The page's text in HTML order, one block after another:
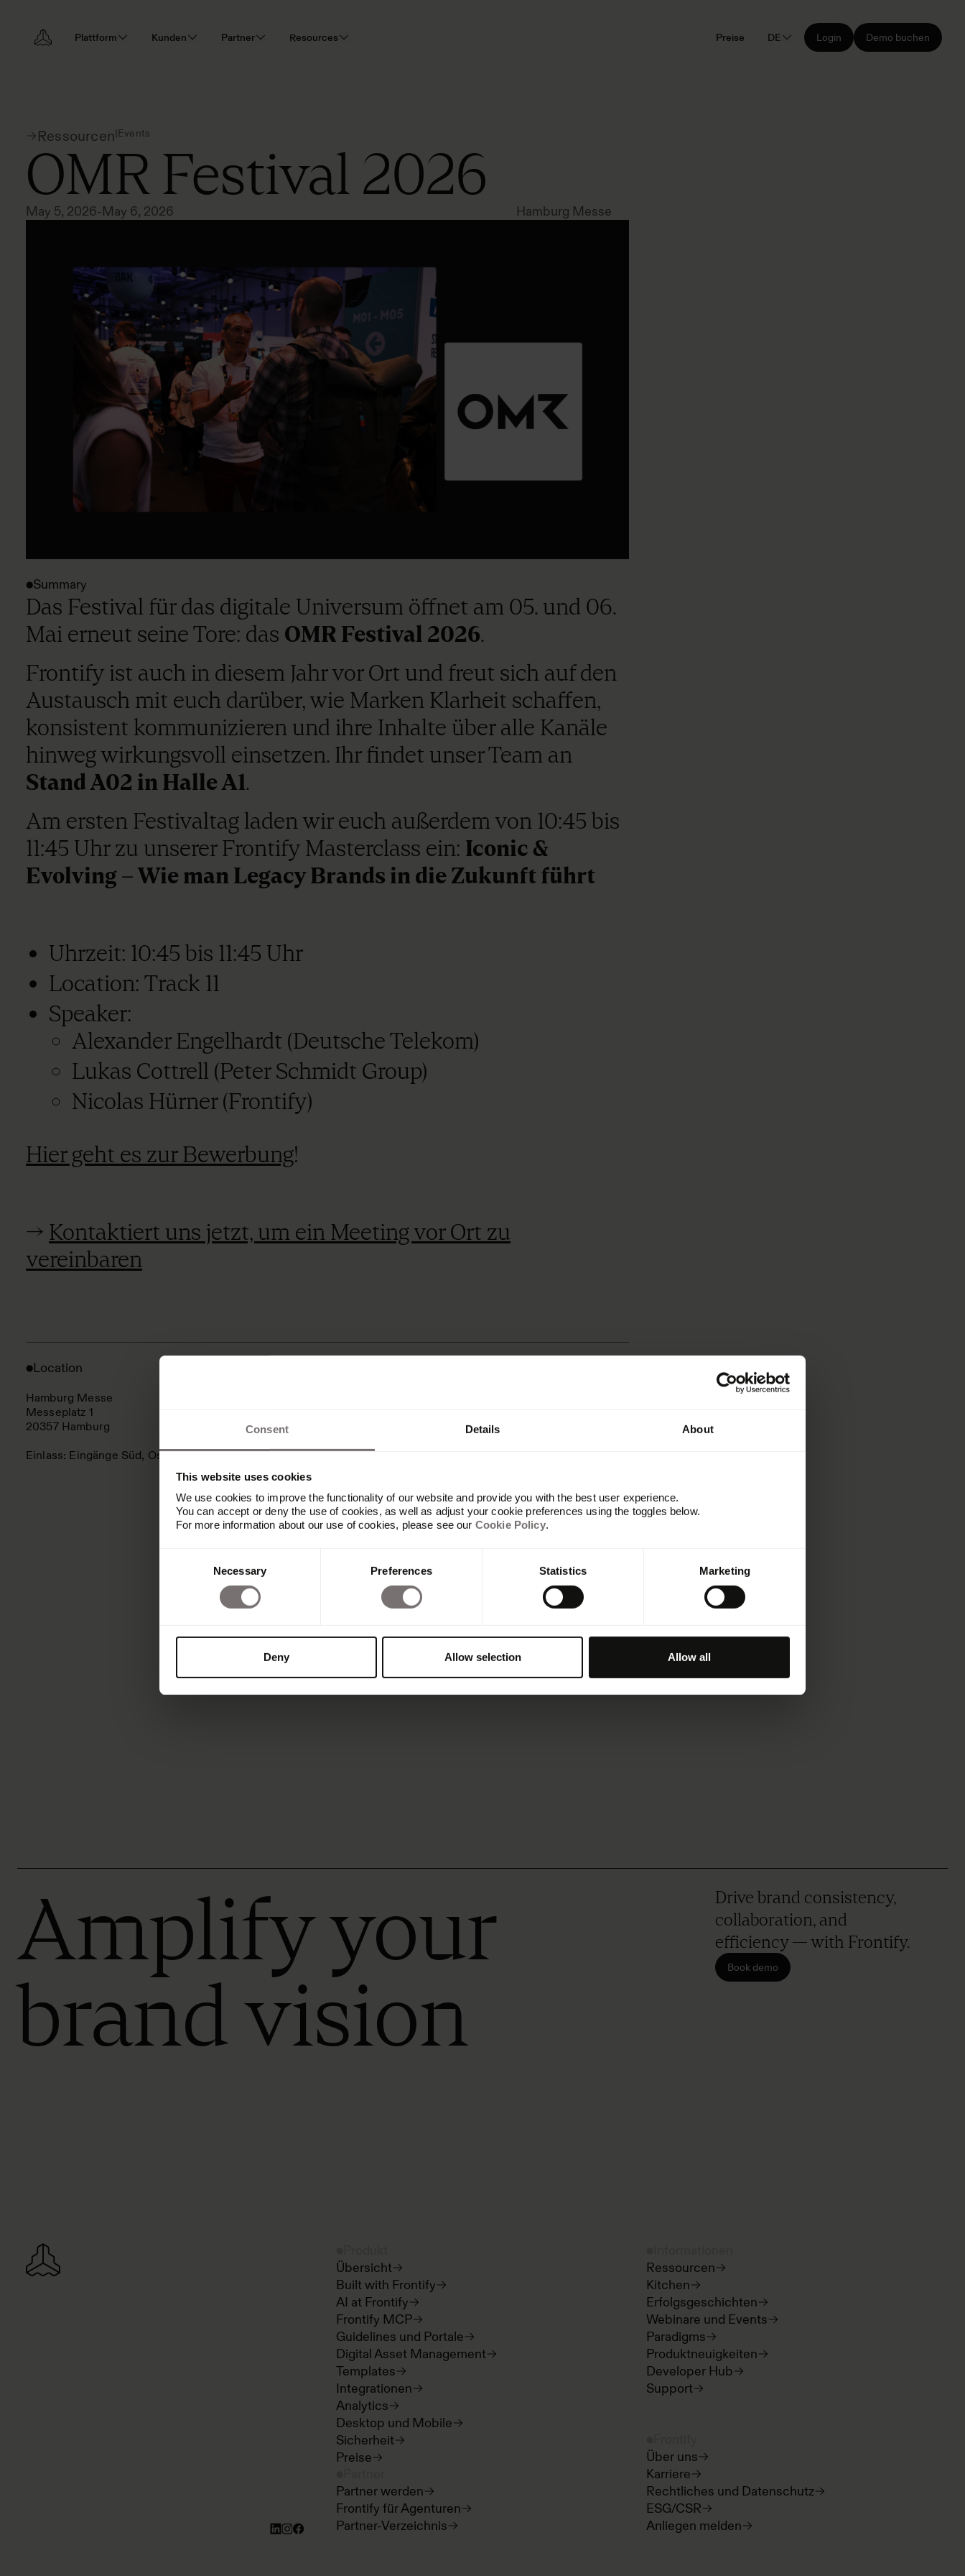
Consent Details About
This website uses cookies
We use cookies to improve the functionality of our website and provide you with the best user experience.
You can accept or deny the use of cookies, as well as adjust your cookie preferences using the toggles below.
For more information about our use of cookies, please see our Cookie Policy.
Necessary Preferences Statistics Marketing
Deny Allow selection Allow all
Plattform Kunden Partner Resources Preise DE Login Demo buchen
Ressourcen|Events
OMR Festival 2026
May 5, 2026-May 6, 2026 Hamburg Messe
Summary
Das Festival für das digitale Universum öffnet am 05. und 06.
Mai erneut seine Tore: das OMR Festival 2026.
Frontify ist auch in diesem Jahr vor Ort und freut sich auf den
Austausch mit euch darüber, wie Marken Klarheit schaffen,
konsistent kommunizieren und ihre Inhalte über alle Kanäle
hinweg wirkungsvoll einsetzen. Ihr findet unser Team an
Stand A02 in Halle A1.
Am ersten Festivaltag laden wir euch außerdem von 10:45 bis
11:45 Uhr zu unserer Frontify Masterclass ein: Iconic &
Evolving – Wie man Legacy Brands in die Zukunft führt
Uhrzeit: 10:45 bis 11:45 Uhr
Location: Track 11
Speaker:
Alexander Engelhardt (Deutsche Telekom)
Lukas Cottrell (Peter Schmidt Group)
Nicolas Hürner (Frontify)
Hier geht es zur Bewerbung!
-> Kontaktiert uns jetzt, um ein Meeting vor Ort zu
vereinbaren
Location
Hamburg Messe
Messeplatz 1
20357 Hamburg
Einlass: Eingänge Süd, Ost, West
Amplify your
brand vision
Drive brand consistency,
collaboration, and
efficiency — with Frontify.
Book demo
Übersicht
Built with Frontify
AI at Frontify
Frontify MCP
Guidelines und Portale
Digital Asset Management
Templates
Integrationen
Analytics
Desktop und Mobile
Sicherheit
Preise
Partner werden
Frontify für Agenturen
Partner-Verzeichnis
Ressourcen
Kitchen
Erfolgsgeschichten
Webinare und Events
Paradigms
Produktneuigkeiten
Developer Hub
Support
Über uns
Karriere
Rechtliches und Datenschutz
ESG/CSR
Anliegen melden